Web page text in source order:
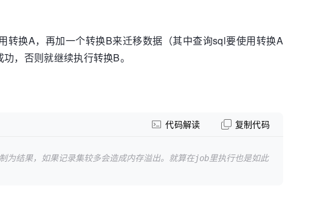
换A，再加一个转换B来迁移数据（其中查询sql要使用转换A
，否则就继续执行转换B。
结果，如果记录集较多会造成内存溢出。就算在job里执行也是如此
代码解读 复制代码